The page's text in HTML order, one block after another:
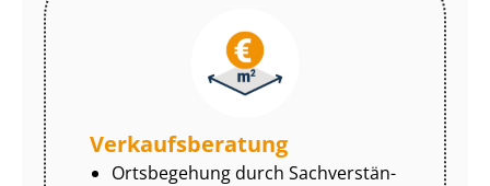
Ver­kaufs­be­ra­tung
Ortsbegehung durch Sach­ver­stän­